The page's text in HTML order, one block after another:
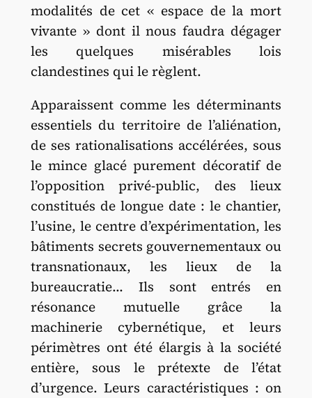
modalités de cet « espace de la mort
vivante » dont il nous faudra dégager
les quelques misérables lois
clandestines qui le règlent.
Apparaissent comme les déterminants
essentiels du territoire de l’aliénation,
de ses rationalisations accélérées, sous
le mince glacé purement décoratif de
l’opposition privé-public, des lieux
constitués de longue date : le chantier,
l’usine, le centre d’expérimentation, les
bâtiments secrets gouvernementaux ou
transnationaux, les lieux de la
bureaucratie… Ils sont entrés en
résonance mutuelle grâce la
machinerie cybernétique, et leurs
périmètres ont été élargis à la société
entière, sous le prétexte de l’état
d’urgence. Leurs caractéristiques : on